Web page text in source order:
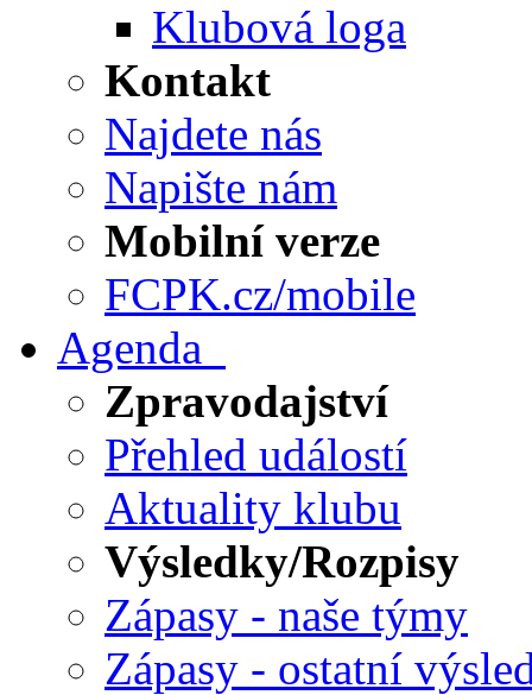
Klubová loga
Kontakt
Najdete nás
Napište nám
Mobilní verze
FCPK.cz/mobile
Agenda
Zpravodajství
Přehled událostí
Aktuality klubu
Výsledky/Rozpisy
Zápasy - naše týmy
Zápasy - ostatní